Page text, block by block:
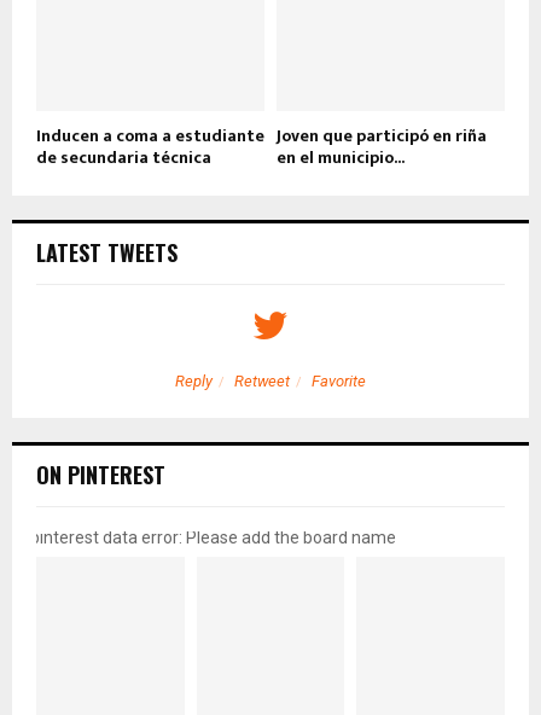
Inducen a coma a estudiante
de secundaria técnica
Joven que participó en riña
en el municipio...
LATEST TWEETS
Reply Retweet Favorite
ON PINTEREST
pinterest data error: Please add the board name